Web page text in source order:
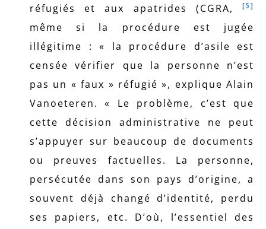
réfugiés et aux apatrides (CGRA,
[5]
même si la procédure est jugée
illégitime : « la procédure d’asile est
censée vérifier que la personne n’est
pas un « faux » réfugié », explique Alain
Vanoeteren. « Le problème, c’est que
cette décision administrative ne peut
s’appuyer sur beaucoup de documents
ou preuves factuelles. La personne,
persécutée dans son pays d’origine, a
souvent déjà changé d’identité, perdu
ses papiers, etc. D’où, l’essentiel des